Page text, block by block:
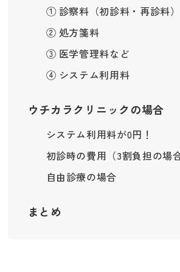
① 診察料（初診料・再診料）
② 処方箋料
③ 医学管理料など
④ システム利用料
ウチカラクリニックの場合
システム利用料が0円！
初診時の費用（3割負担の場
自由診療の場合
まとめ